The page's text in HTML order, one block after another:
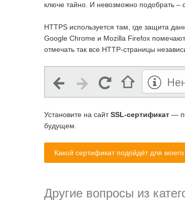
ключе тайно. И невозможно подобрать –
HTTPS используется там, где защита
Google Chrome и Mozilla Firefox
отмечать так все HTTP-страницы
Установите на сайтSSL-сертификат —
будущем.
Какой сертификат подойдёт для
Другие вопросы из